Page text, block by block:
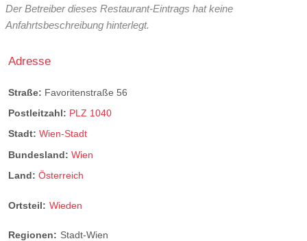
Der Betreiber dieses Restaurant-Eintrags hat keine
Anfahrtsbeschreibung hinterlegt.
Adresse
Straße: Favoritenstraße 56
Postleitzahl: PLZ 1040
Stadt: Wien-Stadt
Bundesland: Wien
Land: Österreich
Ortsteil: Wieden
Regionen: Stadt-Wien